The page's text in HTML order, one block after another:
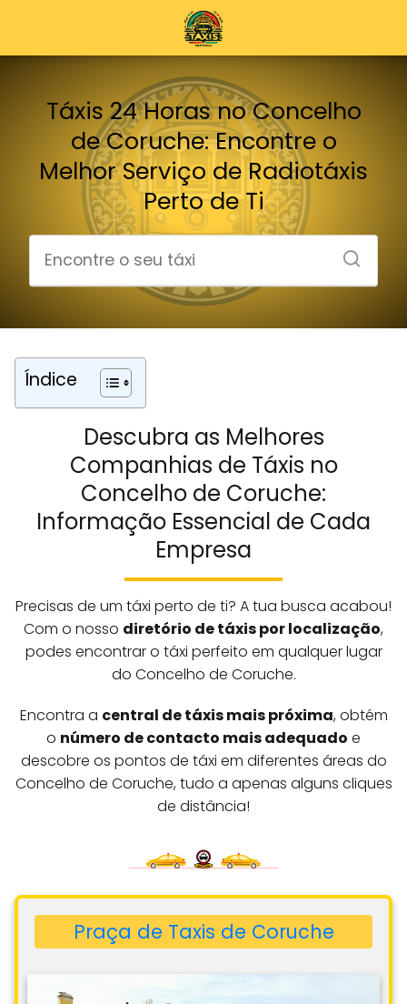
Táxis 24 Horas no Concelho
de Coruche: Encontre o
Melhor Serviço de Radiotáxis
Perto de Ti
Índice
Descubra as Melhores
Companhias de Táxis no
Concelho de Coruche:
Informação Essencial de Cada
Empresa
Precisas de um táxi perto de ti? A tua busca acabou!
Com o nosso diretório de táxis por localização,
podes encontrar o táxi perfeito em qualquer lugar
do Concelho de Coruche.
Encontra a central de táxis mais próxima, obtém
o número de contacto mais adequado e
descobre os pontos de táxi em diferentes áreas do
Concelho de Coruche, tudo a apenas alguns cliques
de distância!
Praça de Taxis de Coruche